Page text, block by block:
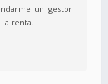
un gestor
renta.